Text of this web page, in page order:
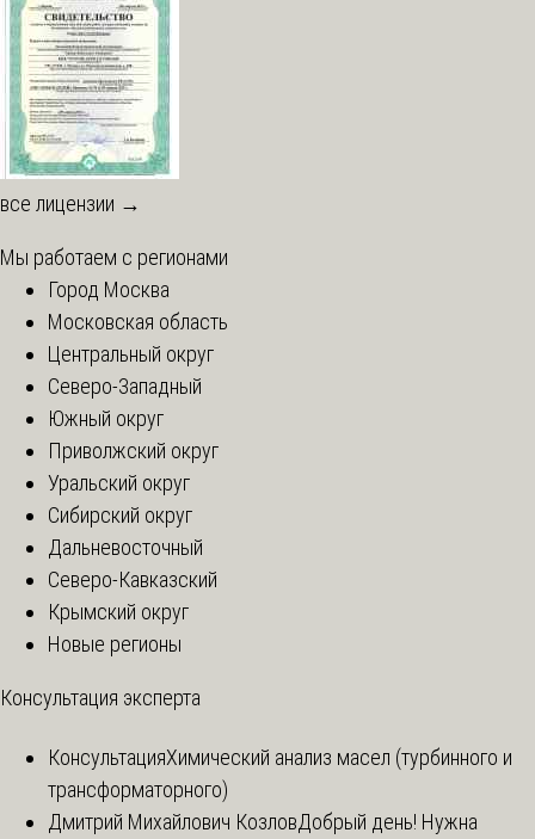
все лицензии →
Мы работаем с регионами
Город Москва
Московская область
Центральный округ
Северо-Западный
Южный округ
Приволжский округ
Уральский округ
Сибирский округ
Дальневосточный
Северо-Кавказский
Крымский округ
Новые регионы
Консультация эксперта
КонсультацияХимический анализ масел (турбинного и
трансформаторного)
Дмитрий Михайлович КозловДобрый день! Нужна